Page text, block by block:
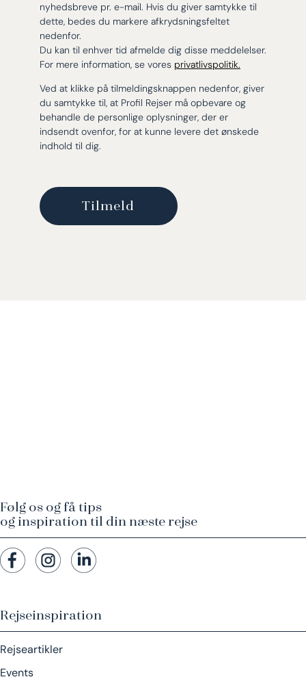
nyhedsbreve pr. e-mail. Hvis du giver samtykke til
dette, bedes du markere afkrydsningsfeltet
nedenfor.
Du kan til enhver tid afmelde dig disse meddelelser.
For mere information, se vores privatlivspolitik.
Ved at klikke på tilmeldingsknappen nedenfor, giver
du samtykke til, at Profil Rejser må opbevare og
behandle de personlige oplysninger, der er
indsendt ovenfor, for at kunne levere det ønskede
indhold til dig.
Rejseinspiration
Rejseartikler
Events
Følg os og få tips
og inspiration til din næste rejse